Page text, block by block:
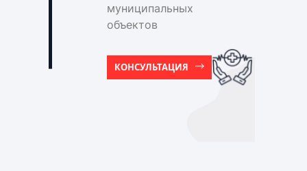
муниципальных
объектов
КОНСУЛЬТАЦИЯ